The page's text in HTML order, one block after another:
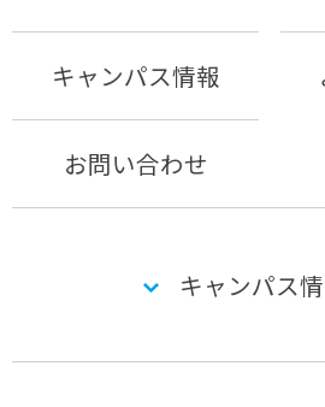
キャンパス情報
お問い合わせ
キャンパス